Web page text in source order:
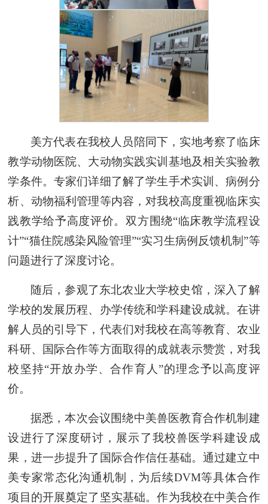
美方代表在我校人员陪同下，实地考察了临床
教学动物医院、大动物实践实训基地及相关实验教
学条件。专家们详细了解了学生手术实训、病例分
析、动物福利管理等内容，对我校高度重视临床实
践教学给予高度评价。双方围绕“临床教学流程设
计”“猫住院感染风险管理”“实习生病例反馈机制”等
问题进行了深度讨论。
随后，参观了东北农业大学校史馆，深入了解
学校的发展历程、办学传统和学科建设成就。在讲
解人员的引导下，代表们对我校在高等教育、农业
科研、国际合作等方面取得的成就表示赞赏，对我
校坚持“开放办学、合作育人”的理念予以高度评
价。
据悉，本次会议围绕中美兽医教育合作机制建
设进行了深度研讨，展示了我校兽医学科建设成
果，进一步提升了国际合作信任基础。通过建立中
美专家常态化沟通机制，为后续DVM等具体合作
项目的开展奠定了坚实基础。作为我校在中美合作